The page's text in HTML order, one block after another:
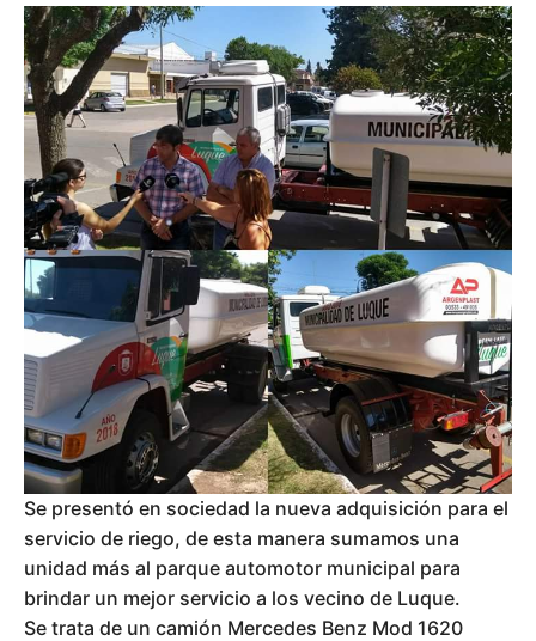
Se presentó en sociedad la nueva adquisición para el
servicio de riego, de esta manera sumamos una
unidad más al parque automotor municipal para
brindar un mejor servicio a los vecino de Luque.
Se trata de un camión Mercedes Benz Mod 1620